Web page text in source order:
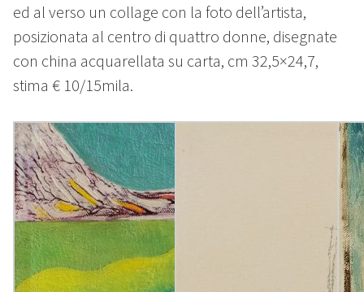
ed al verso un collage con la foto dell’artista,
posizionata al centro di quattro donne, disegnate
con china acquarellata su carta, cm 32,5×24,7,
stima € 10/15mila.